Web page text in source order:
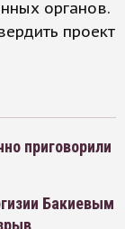
органов.
проект
приговорили
Бакиевым